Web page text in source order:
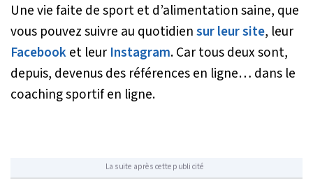
Une vie faite de sport et d’alimentation saine, que
vous pouvez suivre au quotidiensur leur site, leur
Facebooket leur Instagram. Car tous deux sont,
depuis, devenus des références en ligne… dans le
coaching sportif en ligne.
La suite après cette publicité